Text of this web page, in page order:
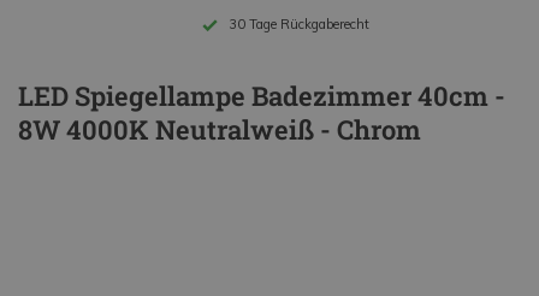
30 Tage Rückgaberecht
LED Spiegellampe Badezimmer 40cm -
8W 4000K Neutralweiß - Chrom